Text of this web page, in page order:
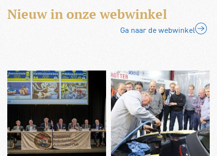
Nieuw in onze webwinkel
Ga naar de webwinkel